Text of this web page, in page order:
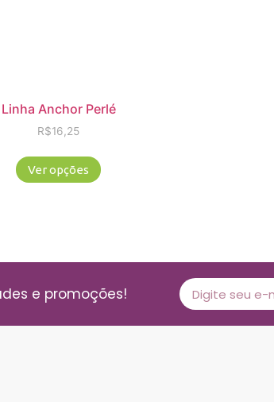
Linha Anchor Perlé
R$16,25
Ver opções
e promoções!